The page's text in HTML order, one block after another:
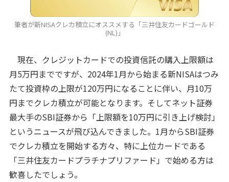
筆者が新NISAクレカ積立にオススメする「三井住友カードゴールド
(NL)」
現在、クレジットカードでの投資信託の購入上限額は
月5万円までですが、2024年1月から始まる新NISAはつみ
たて投資枠の上限が120万円になることに伴い、月10万
円までクレカ積立が可能となります。そしてネット証券
最大手のSBI証券から「上限額を10万円に引き上げ検討」
というニュースが飛び込んできました。1月からSBI証券
でクレカ積立を開始する方々、特に上位カードである
「三井住友カードプラチナプリファード」で始める方は
歓喜したでしょう。